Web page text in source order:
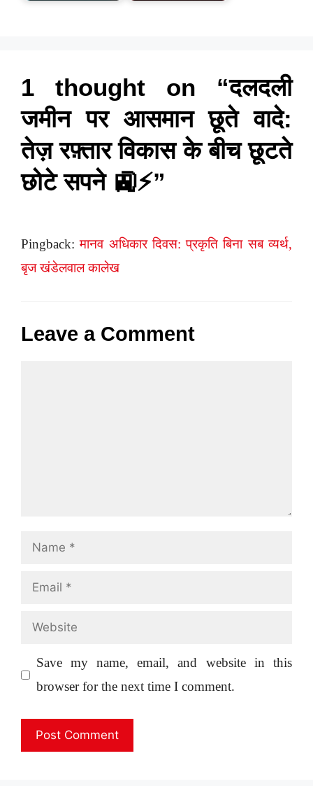
1 thought on “दलदली
जमीन पर आसमान छूते वादे:
तेज़ रफ़्तार विकास के बीच छूटते
छोटे सपने 🚉⚡”
Pingback:मानव अधिकार दिवस: प्रकृति बिना सब व्यर्थ,
बृज खंडेलवाल कालेख
Leave a Comment
Name
Email
Website
Save my name, email, and website in this
browser for the next time I comment.